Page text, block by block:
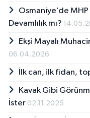
Osmaniye’de
Devamlılık mı?
Ekşi Mayalı
06.04.2026
İlk can, ilk fidan,
Kavak Gibi
İster 02.11.2025